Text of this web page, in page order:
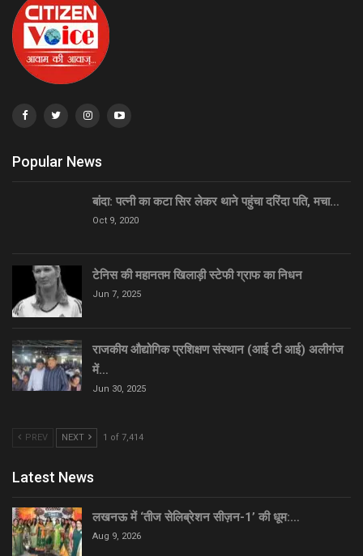
Popular News
बांदा: पत्नी का कटा सिर लेकर थाने पहुंचा दरिंदा पति, मचा…
Oct 9, 2020
टेनिस की महानतम खिलाड़ी स्टेफी ग्राफ का निधन
Jun 7, 2025
राजकीय औद्योगिक प्रशिक्षण संस्थान (आई टी आई) अलीगंज
में…
Jun 30, 2025
PREV NEXT 1 of 7,414
Latest News
लखनऊ में ‘तीज सेलिब्रेशन सीज़न-1’ की धूम:…
Aug 9, 2026